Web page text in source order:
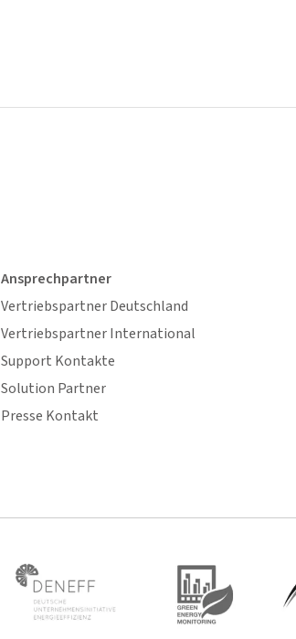
Ansprechpartner
Vertriebspartner Deutschland
Vertriebspartner International
Support Kontakte
Solution Partner
Presse Kontakt